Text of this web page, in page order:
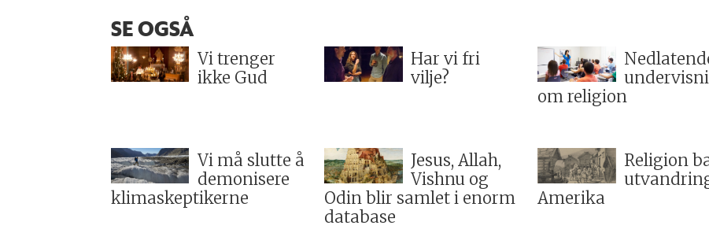
SE OGSÅ
Vi trenger
ikke Gud
Har vi fri
vilje?
om religion
Vi må slutte å
demonisere
klimaskeptikerne
Jesus, Allah,
Vishnu og
Odin blir samlet i enorm
database
Religion
Amerika